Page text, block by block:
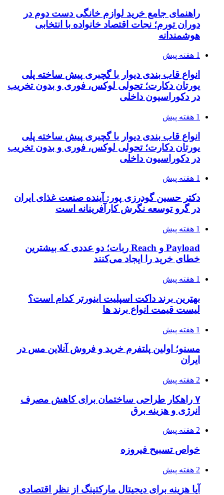
راهنمای جامع خرید لوازم خانگی دست دوم در
دوران تورم؛ نجات اقتصاد خانواده با انتخابی
هوشمندانه
1 هفته پیش
انواع قاب بندی دیوار با گچبری پیش ساخته پلی
یورتان دکارت؛ تحولی لوکس، فوری و بدون تخریب
در دکوراسیون داخلی
1 هفته پیش
انواع قاب بندی دیوار با گچبری پیش ساخته پلی
یورتان دکارت؛ تحولی لوکس، فوری و بدون تخریب
در دکوراسیون داخلی
1 هفته پیش
دکتر حسین گودرزی پور: آینده صنعت غذای ایران
در گرو توسعه نگرش کارآفرینانه است
1 هفته پیش
Payload و Reach ربات؛ دو عددی که بیشترین
خطای خرید را ایجاد می‌کنند
1 هفته پیش
بهترین برند داکت اسپلیت اینورتر کدام است؟
لیست قیمت انواع برند ها
1 هفته پیش
مسنو؛ اولین پلتفرم خرید و فروش آنلاین مس در
ایران
2 هفته پیش
۷ راهکار طراحی ساختمان برای کاهش مصرف
انرژی و هزینه برق
2 هفته پیش
خواص تسبیح فیروزه
2 هفته پیش
آیا هزینه برای دیجیتال مارکتینگ از نظر اقتصادی